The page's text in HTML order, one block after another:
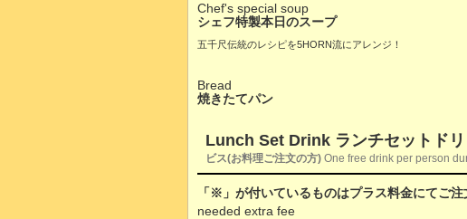
Chef's special soup
シェフ特製本日のスープ
五千尺伝統のレシピを5HORN流にアレンジ！
Bread
焼きたてパン
Lunch Set Drink ランチセットドリ
ビス(お料理ご注文の方) One free drink per person
「※」が付いているものはプラス料金にてご注
needed extra fee